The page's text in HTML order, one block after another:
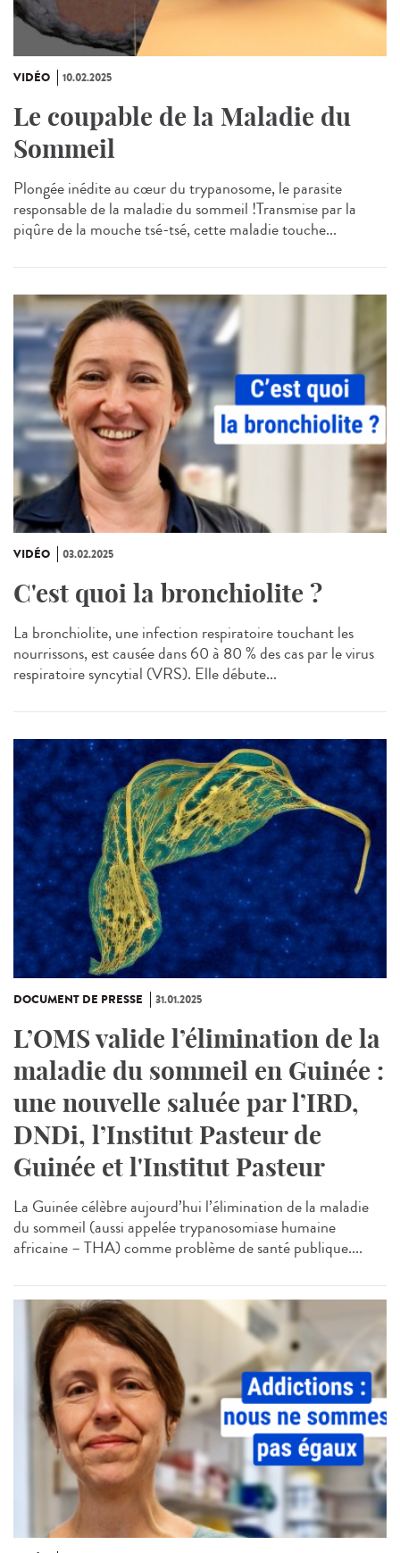
VIDÉO 10.02.2025
Le coupable de la Maladie du
Sommeil
Plongée inédite au cœur du trypanosome, le parasite
responsable de la maladie du sommeil !Transmise par la
piqûre de la mouche tsé-tsé, cette maladie touche...
VIDÉO 03.02.2025
C'est quoi la bronchiolite ?
La bronchiolite, une infection respiratoire touchant les
nourrissons, est causée dans 60 à 80 % des cas par le virus
respiratoire syncytial (VRS). Elle débute...
DOCUMENT DE PRESSE 31.01.2025
L’OMS valide l’élimination de la
maladie du sommeil en Guinée :
une nouvelle saluée par l’IRD,
DNDi, l’Institut Pasteur de
Guinée et l'Institut Pasteur
La Guinée célèbre aujourd’hui l’élimination de la maladie
du sommeil (aussi appelée trypanosomiase humaine
africaine – THA) comme problème de santé publique....